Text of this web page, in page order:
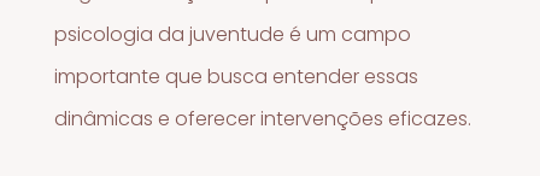
psicologia da juventude é um campo
importante que busca entender essas
dinâmicas e oferecer intervenções eficazes.